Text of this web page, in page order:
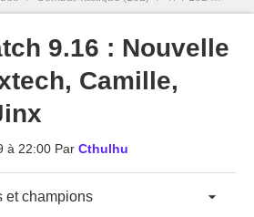
9.16 : Nouvelle
Camille,
à 22:00 Par Cthulhu
et champions